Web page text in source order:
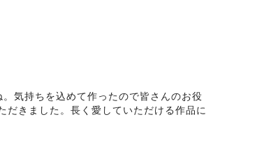
気持ちを込めて作ったので皆さんのお役
きました。長く愛していただける作品に